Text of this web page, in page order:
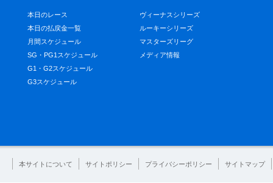
本日のレース
本日の払戻金一覧
月間スケジュール
SG・PG1スケジュール
G1・G2スケジュール
G3スケジュール
ヴィーナスシリーズ
ルーキーシリーズ
マスターズリーグ
メディア情報
本サイトについて サイトポリシー プライバシーポリシー サイトマップ